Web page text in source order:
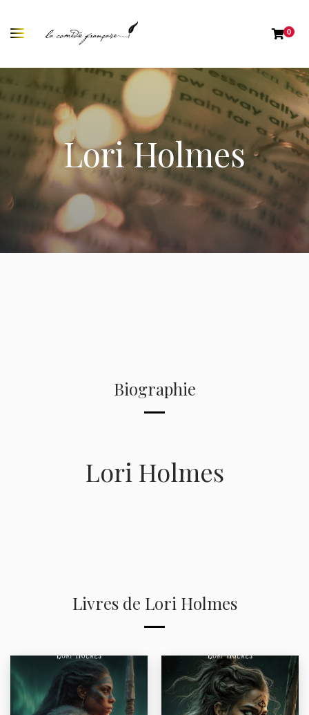
0
Lori Holmes
Biographie
Lori Holmes
Livres de Lori Holmes